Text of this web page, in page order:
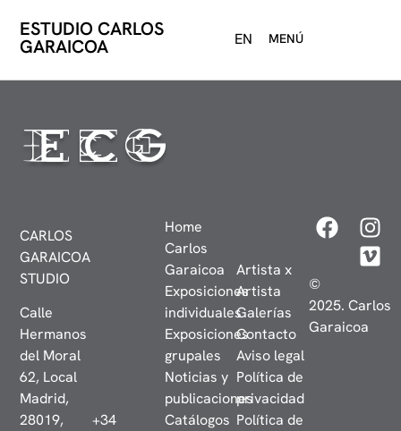
ESTUDIO CARLOS
GARAICOA EN MENÚ
CARLOS
GARAICOA
STUDIO
Calle
Hermanos
del Moral
62, Local
Madrid,
28019,
+34
Home
Carlos
Garaicoa
Exposiciones
individuales
Exposiciones
grupales
Noticias y
publicaciones
Catálogos
Artista x
Artista
Galerías
Contacto
Aviso legal
Política de
privacidad
Política de
©
2025. Carlos
Garaicoa